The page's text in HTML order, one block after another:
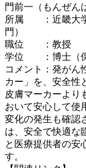
門前一（もんぜん
所属 ：近畿大学
門）
職位 ：教授
学位 ：博士（保
コメント：発がん
カー」を、安全性
皮膚マーカーより
おいて安心して使
変化の発生も確認
は、安全で快適な
と医療提供者の安
す。